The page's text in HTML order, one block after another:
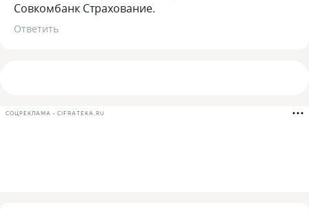
Совкомбанк Страхование.
Ответить
СОЦРЕКЛАМА • CIFRATEKA.RU